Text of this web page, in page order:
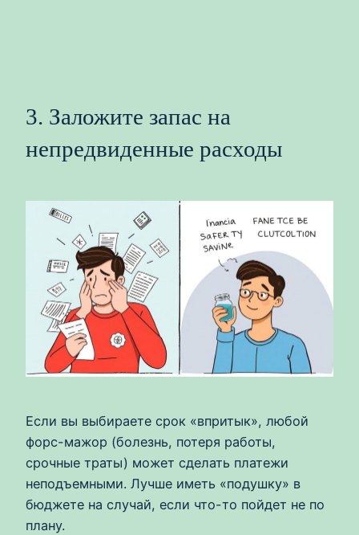
3. Заложите запас на
непредвиденные расходы
Если вы выбираете срок «впритык», любой
форс-мажор (болезнь, потеря работы,
срочные траты) может сделать платежи
неподъемными. Лучше иметь «подушку» в
бюджете на случай, если что-то пойдет не по
плану.